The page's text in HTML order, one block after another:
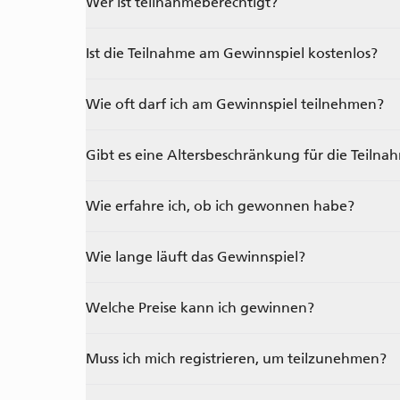
Ist die Teilnahme am Gewinnspiel kostenlos?
Wie oft darf ich am Gewinnspiel teilnehmen?
Gibt es eine Altersbeschränkung für die
Wie erfahre ich, ob ich gewonnen habe?
Wie lange läuft das Gewinnspiel?
Welche Preise kann ich gewinnen?
Muss ich mich registrieren, um teilzunehmen?